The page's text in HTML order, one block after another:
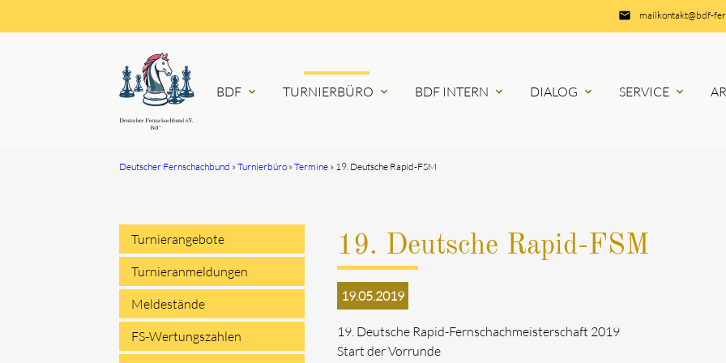
email mailkontakt@bdf-
BDF expand_more TURNIERBÜRO expand_more BDF INTERN expand_more DIALOG expand_more SERVICE expand_more
Deutscher Fernschachbund Turnierbüro Termine 19. Deutsche Rapid-FSM
19. Deutsche Rapid-FSM
19.05.2019
19. Deutsche Rapid-Fernschachmeisterschaft 2019
Start der Vorrunde
Navigation
überspringen
Turnierangebote
Turnieranmeldungen
Meldestände
FS-Wertungszahlen